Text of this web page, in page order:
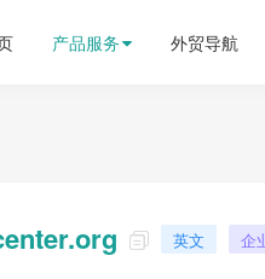
产品服务 外贸导航
 英文 企